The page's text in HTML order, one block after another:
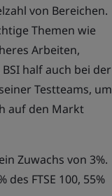
von Bereichen.
Themen wie
Arbeiten,
half auch bei der
Testteams, um
auf den Markt
Zuwachs von 3%.
FTSE 100, 55%